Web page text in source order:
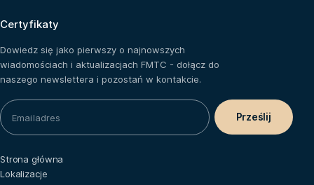
Certyfikaty
Dowiedz się jako pierwszy o najnowszych
wiadomościach i aktualizacjach FMTC - dołącz do
naszego newslettera i pozostań w kontakcie.
Strona główna
Lokalizacje